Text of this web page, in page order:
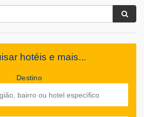
hotéis e mais...
Destino